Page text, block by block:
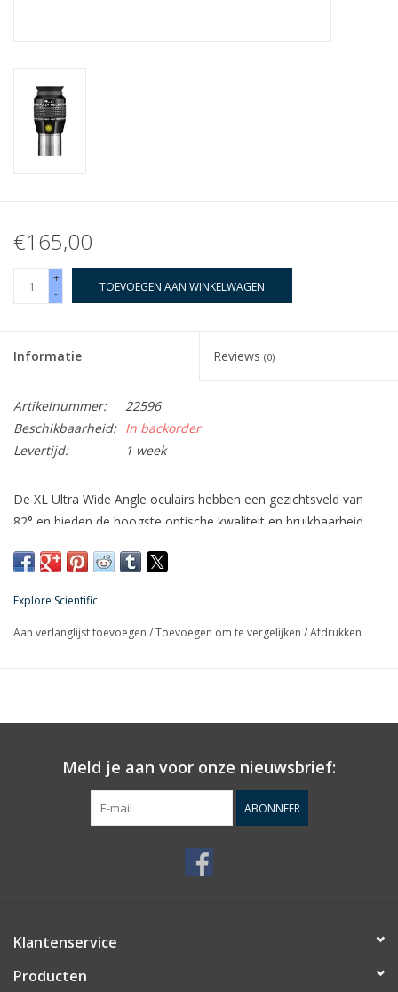
Zonnewaarneming
Cadeaubonnen
€165,00
+
-
TOEVOEGEN AAN WINKELWAGEN
Informatie Reviews (0)
Artikelnummer:
22596
Beschikbaarheid: In backorder
Levertijd:
1 week
De XL Ultra Wide Angle oculairs hebben een gezichtsveld van
82° en bieden de hoogste optische kwaliteit en bruikbaarheid.
hoge resolutie en een superieur vlak veld tot aan de rand van
en randzwart gemaakt om maximaal contrast te produceren.
Explore Scientific
Aan verlanglijst toevoegen /Toevoegen om te vergelijken /Afdrukken
Meld je aan voor onze nieuwsbrief:
ABONNEER
Klantenservice
Producten